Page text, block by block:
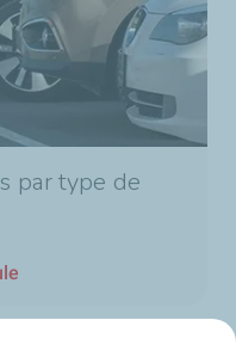
par type de